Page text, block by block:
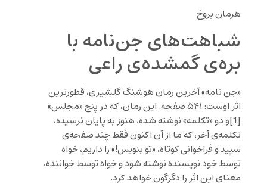
هرمان بروخ
شباهت‌های جن‌نامه با
بره‌ی گمشده‌ی راعی
«جن نامه» آخرین رمان هوشنگ گلشیری، قطورترین
اثر اوست: ۵۴۱ صفحه. این رمان، که در پنج «مجلس»
[1]و دو «تکلمه» نوشته شده، هنوز به پایان نرسیده،
تکلمه‌ی آخر، که ما از آن اکنون فقط چند صفحه‌ی
سپید و فراخوانی کوتاه، «تو بنویس!» را داریم، خواه
توسط خود نویسنده نوشته شود و خواه توسط خواننده،
معنای این اثر را دگرگون خواهد کرد.